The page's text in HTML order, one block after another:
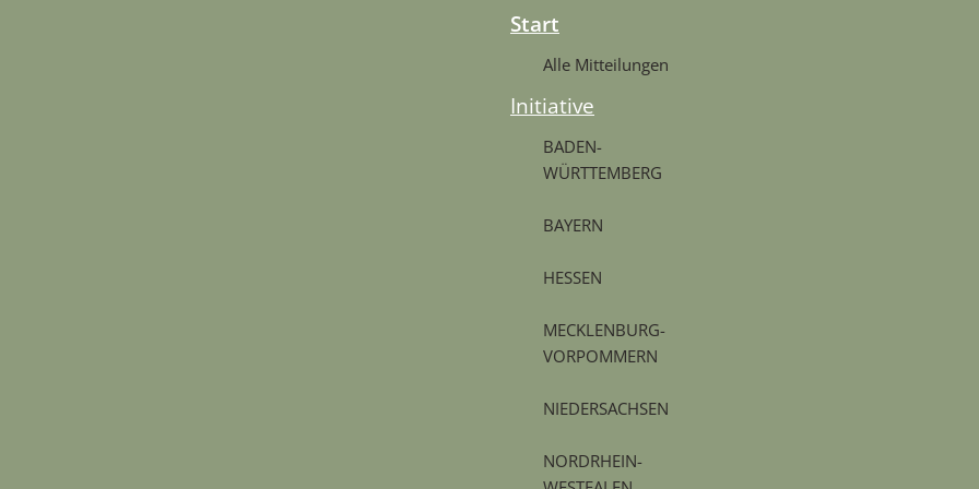
Start
Alle Mitteilungen
Initiative
BADEN-
WÜRTTEMBERG
BAYERN
HESSEN
MECKLENBURG-
VORPOMMERN
NIEDERSACHSEN
NORDRHEIN-